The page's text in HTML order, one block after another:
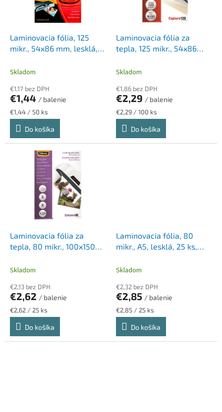
Laminovacia fólia, 125
mikr., 54x86 mm, lesklá,
Skladom
€1,17 bez DPH
€1,44 / balenie
Jednotková
cena:
€1,44 / 50 ks
Do košíka
Laminovacia fólia za
tepla, 125 mikr., 54x86
FELLOWES
Skladom
€1,86 bez DPH
€2,29 / balenie
Jednotková
cena:
€2,29 / 100 ks
Do košíka
Laminovacia fólia za
tepla, 80 mikr., 100x150
FELLOWES
Skladom
€2,13 bez DPH
€2,62 / balenie
Jednotková
cena:
€2,62 / 25 ks
Do košíka
Laminovacia fólia, 80
mikr., A5, lesklá, 25 ks,
Skladom
€2,32 bez DPH
€2,85 / balenie
Jednotková
cena:
€2,85 / 25 ks
Do košíka